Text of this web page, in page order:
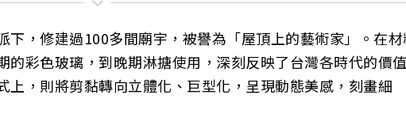
下，修建過100多間廟宇，被譽為「屋頂上的藝術家」。在
的彩色玻璃，到晚期淋搪使用，深刻反映了台灣各時代的價
上，則將剪黏轉向立體化、巨型化，呈現動態美感，刻畫細